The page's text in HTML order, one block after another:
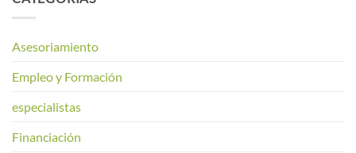
Asesoriamiento
Empleo y Formación
especialistas
Financiación